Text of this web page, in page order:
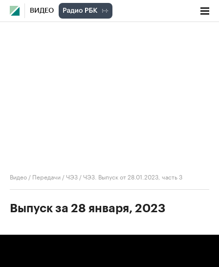
ВИДЕО
Видео / Передачи /ЧЭЗ /ЧЭЗ. Выпуск от 28.01.2023, часть 3
Выпуск за 28 января, 2023